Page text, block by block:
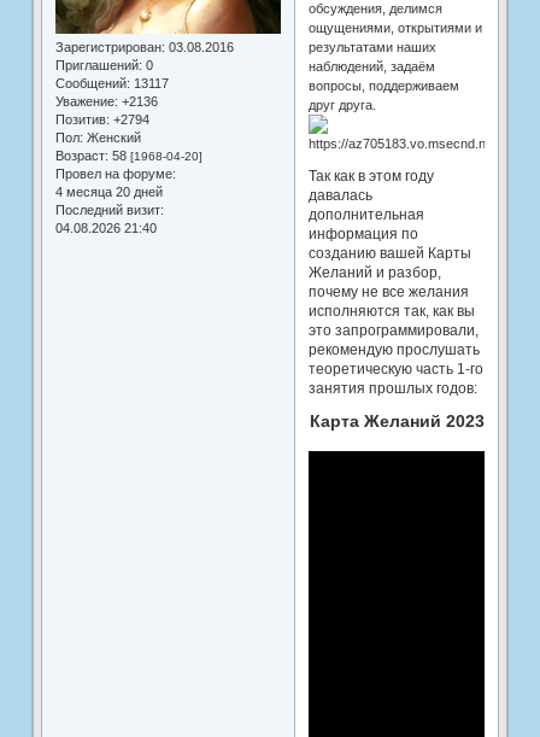
Зарегистрирован: 03.08.2016
Приглашений: 0
Сообщений: 13117
Уважение: +2136
Позитив: +2794
Пол: Женский
Возраст: 58 [1968-04-20]
Провел на форуме:
4 месяца 20 дней
Последний визит:
04.08.2026 21:40
обсуждения, делимся
ощущениями, открытиями и
результатами наших
наблюдений, задаём
вопросы, поддерживаем
друг друга.
Так как в этом году
давалась
дополнительная
информация по
созданию вашей Карты
Желаний и разбор,
почему не все желания
исполняются так, как вы
это запрограммировали,
рекомендую прослушать
теоретическую часть 1-го
занятия прошлых годов:
Карта Желаний 2023